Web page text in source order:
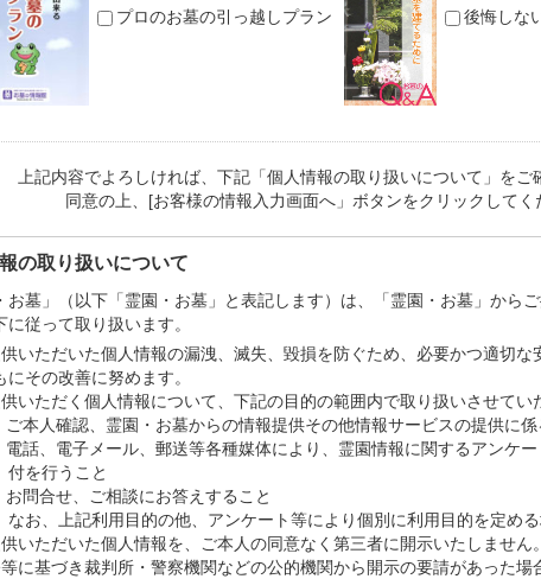
プロのお墓の引っ越しプラン 後悔しな
上記内容でよろしければ、下記「個人情報の取り扱いについて」をご
同意の上、[お客様の情報入力画面へ」ボタンをクリックしてく
の取り扱いについて
お墓」（以下「霊園・お墓」と表記します）は、「霊園・お墓」から
に従って取り扱います。
いただいた個人情報の漏洩、滅失、毀損を防ぐため、必要かつ適切な
にその改善に努めます。
いただく個人情報について、下記の目的の範囲内で取り扱いさせてい
ご本人確認、霊園・お墓からの情報提供その他情報サービスの提供に係
電話、電子メール、郵送等各種媒体により、霊園情報に関するアンケ
付を行うこと
お問合せ、ご相談にお答えすること
なお、上記利用目的の他、アンケート等により個別に利用目的を定める
いただいた個人情報を、ご本人の同意なく第三者に開示いたしません。
に基づき裁判所・警察機関などの公的機関から開示の要請があった場